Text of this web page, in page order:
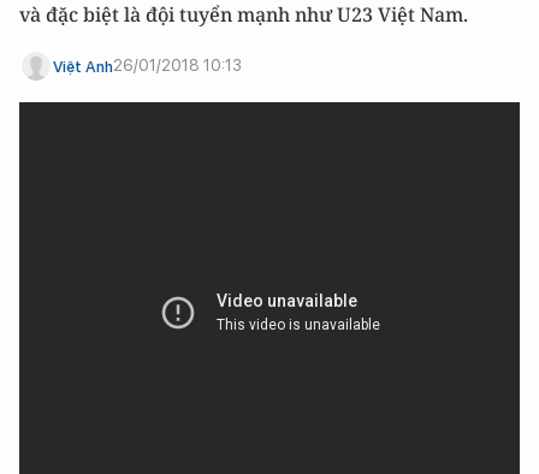
và đặc biệt là đội tuyển mạnh như U23 Việt Nam.
Việt Anh26/01/2018 10:13